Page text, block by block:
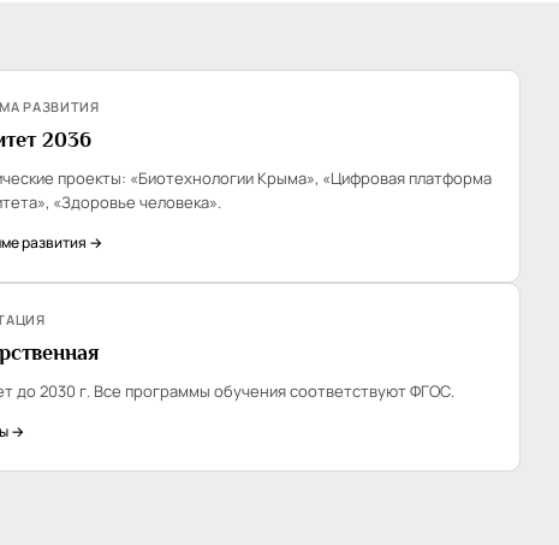
РАЗВИТИЯ
2036
проекты: «Биотехнологии Крыма», «Цифровая платформа
«Здоровье человека».
развития →
до 2030 г. Все программы обучения соответствуют ФГОС.
→